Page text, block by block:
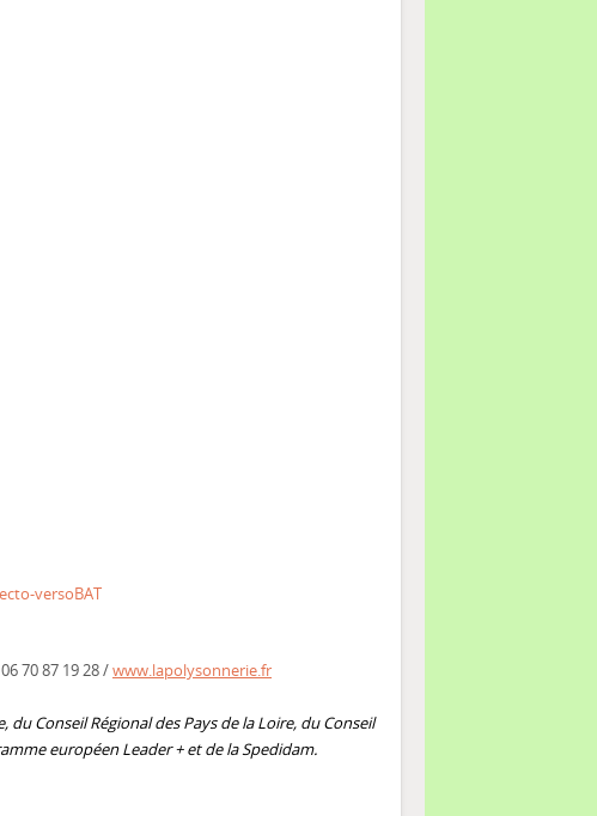
versoBAT
70 87 19 28 /www.lapolysonnerie.fr
du Conseil Régional des Pays de la Loire, du Conseil
européen Leader + et de la Spedidam.